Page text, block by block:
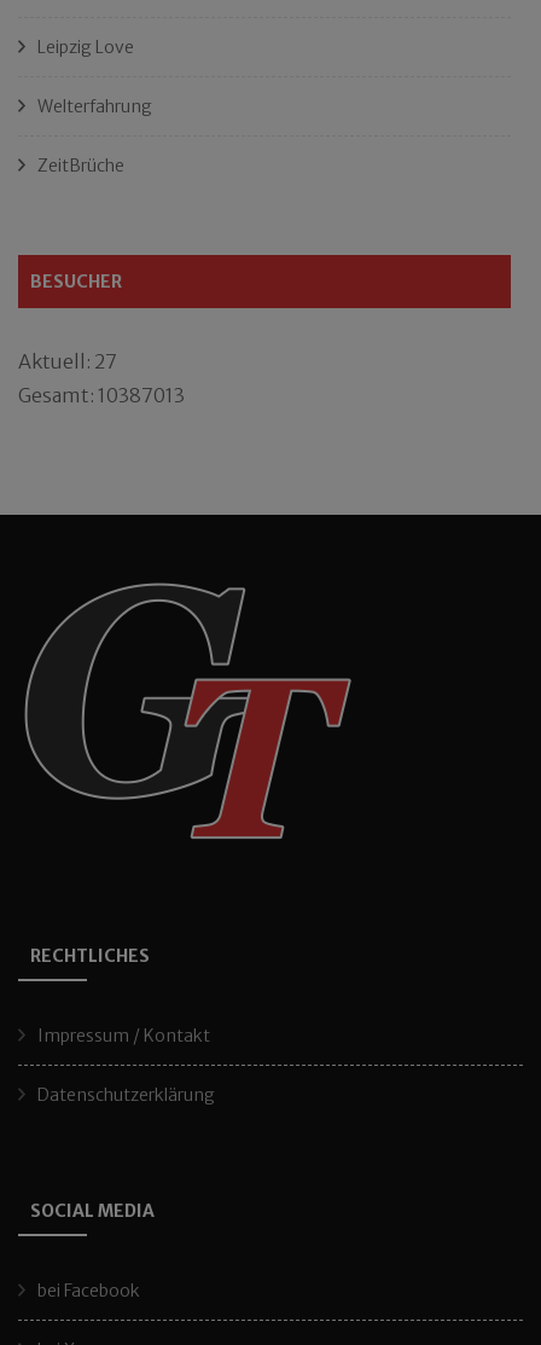
Leipzig Love
Welterfahrung
ZeitBrüche
BESUCHER
Aktuell: 27
Gesamt: 10387013
RECHTLICHES
Impressum / Kontakt
Datenschutzerklärung
SOCIAL MEDIA
bei Facebook